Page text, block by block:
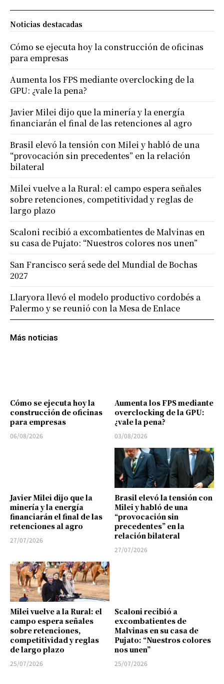
Más noticias
Cómo se ejecuta hoy la
construcción de oficinas
para empresas
06/08/2026
Aumenta los FPS mediante
overclocking de la GPU:
¿vale la pena?
03/08/2026
Javier Milei dijo que la
minería y la energía
financiarán el final de las
retenciones al agro
27/07/2026
Brasil elevó la tensión con
Milei y habló de una
“provocación sin
precedentes” en la
relación bilateral
27/07/2026
Milei vuelve a la Rural: el
campo espera señales
sobre retenciones,
competitividad y reglas
de largo plazo
25/07/2026
Scaloni recibió a
excombatientes de
Malvinas en su casa de
Pujato: “Nuestros colores
nos unen”
25/07/2026
Noticias destacadas
Cómo se ejecuta hoy la construcción de oficinas
para empresas
Aumenta los FPS mediante overclocking de la
GPU: ¿vale la pena?
Javier Milei dijo que la minería y la energía
financiarán el final de las retenciones al agro
Brasil elevó la tensión con Milei y habló de una
“provocación sin precedentes” en la relación
bilateral
Milei vuelve a la Rural: el campo espera señales
sobre retenciones, competitividad y reglas de
largo plazo
Scaloni recibió a excombatientes de Malvinas en
su casa de Pujato: “Nuestros colores nos unen”
San Francisco será sede del Mundial de Bochas
2027
Llaryora llevó el modelo productivo cordobés a
Palermo y se reunió con la Mesa de Enlace